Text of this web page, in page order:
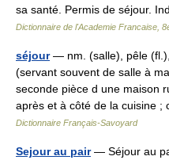
sa santé. Permis de séjour.
Dictionnaire de l'Academie Francaise,
séjour— nm. (salle), pêle (fl.),
(servant souvent de salle à
seconde pièce d une maison
après et à côté de la cuisine
Dictionnaire Français-Savoyard
Sejour au pair— Séjour au